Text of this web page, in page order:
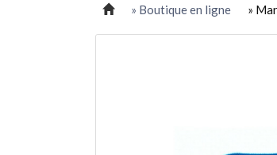
» Boutique en ligne »